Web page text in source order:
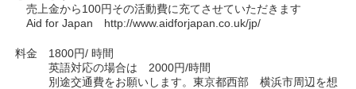
売上金から100円その活動費に充てさせていただきます
Aid for Japan http://www.aidforjapan.co.uk/jp/
料金 1800円/ 時間
英語対応の場合は 2000円/時間
別途交通費をお願いします。東京都西部 横浜市周辺を想